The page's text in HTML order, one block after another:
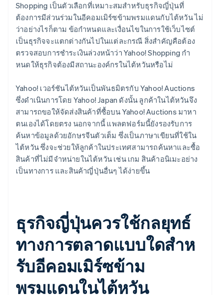
Shopping เป็นตัวเลือกที่เหมาะสมสําหรับธุรกิจญี่ปุ่นที่
ต้องการมีส่วนร่วมในอีคอมเมิร์ซข้ามพรมแดนกับไต้หวัน ไม่
ว่าอย่างไรก็ตาม ข้อกำหนดและเงื่อนไขในการใช้เว็บไซต์
เป็นธุรกิจจะแตกต่างกันไปในแต่ละกรณี สิ่งสําคัญคือต้อง
ตรวจสอบการชำระเงินล่วงหน้าว่า Yahoo! Shopping กํา
หนดให้ธุรกิจต้องมีสถานะองค์กรในไต้หวันหรือไม่
Yahoo! เวอร์ชันไต้หวันเป็นพันธมิตรกับ Yahoo! Auctions
ซึ่งดําเนินการโดย Yahoo! Japan ดังนั้น ลูกค้าในไต้หวันจึง
สามารถขอให้จัดส่งสินค้าที่ซื้อบน Yahoo! Auctions มาหา
ตนเองได้โดยตรง นอกจากนี้ แพลตฟอร์มนี้ยังรองรับการ
ค้นหาข้อมูลด้วยอักษรจีนตัวเต็ม ซึ่งเป็นภาษาเขียนที่ใช้ใน
ไต้หวัน ซึ่งจะช่วยให้ลูกค้าในประเทศสามารถค้นหาและซื้อ
สินค้าที่ไม่มีจำหน่ายในไต้หวัน เช่น เกม สินค้าอนิเมะอย่าง
เป็นทางการ และสินค้าญี่ปุ่นอื่นๆ ได้ง่ายขึ้น
ธุรกิจญี่ปุ่นควรใช้กลยุทธ์
ทางการตลาดแบบใดสําห
รับอีคอมเมิร์ซข้าม
พรมแดนในไต้หวัน